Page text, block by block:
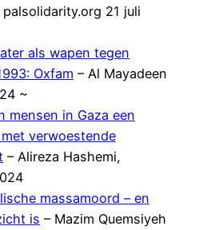
21 juli
als wapen tegen
Oxfam – Al Mayadeen
~
mensen in Gaza een
verwoestende
– Alireza Hashemi,
massamoord – en
is – Mazim Quemsiyeh